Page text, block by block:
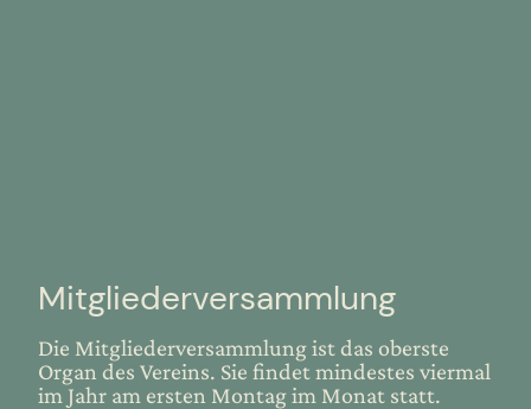
Mitgliederversammlung
Die Mitgliederversammlung ist das oberste
Organ des Vereins. Sie findet mindestes viermal
im Jahr am ersten Montag im Monat statt.